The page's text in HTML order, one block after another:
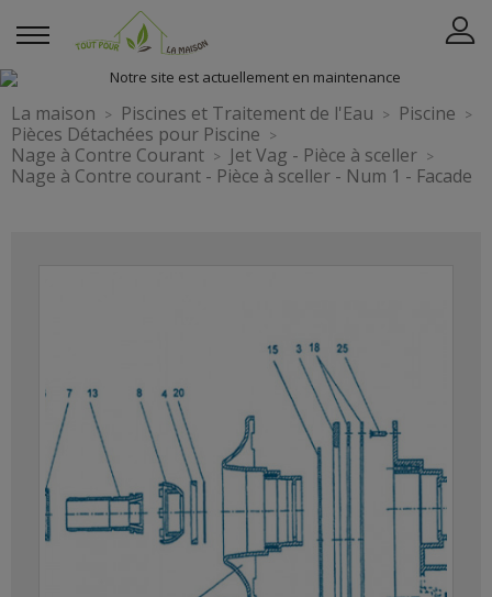
La maison Piscines et Traitement de l'Eau
Piscine
Pièces Détachées pour Piscine
Nage à Contre Courant
Jet Vag - Pièce à sceller
Nage à Contre courant - Pièce à sceller - Num 1 - Facade